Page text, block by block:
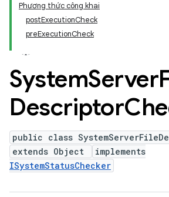
Phương thức công khai
postExecutionCheck
preExecutionCheck
SystemServer
Descriptor
public class
extends Object
implements
ISystemStatusChecker